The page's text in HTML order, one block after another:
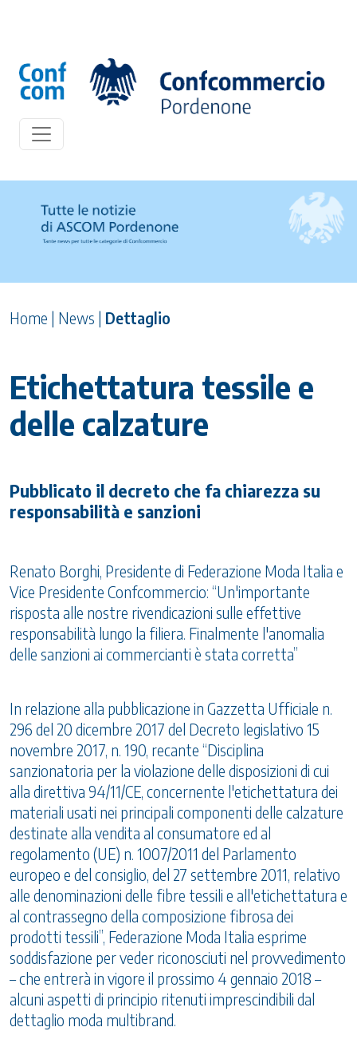
Home | News | Dettaglio
Etichettatura tessile e
delle calzature
Pubblicato il decreto che fa chiarezza su
responsabilità e sanzioni
Renato Borghi, Presidente di Federazione Moda Italia e
Vice Presidente Confcommercio: “Un'importante
risposta alle nostre rivendicazioni sulle effettive
responsabilità lungo la filiera. Finalmente l'anomalia
delle sanzioni ai commercianti è stata corretta”
In relazione alla pubblicazione in Gazzetta Ufficiale n.
296 del 20 dicembre 2017 del Decreto legislativo 15
novembre 2017, n. 190, recante “Disciplina
sanzionatoria per la violazione delle disposizioni di cui
alla direttiva 94/11/CE, concernente l'etichettatura dei
materiali usati nei principali componenti delle calzature
destinate alla vendita al consumatore ed al
regolamento (UE) n. 1007/2011 del Parlamento
europeo e del consiglio, del 27 settembre 2011, relativo
alle denominazioni delle fibre tessili e all'etichettatura e
al contrassegno della composizione fibrosa dei
prodotti tessili”, Federazione Moda Italia esprime
soddisfazione per veder riconosciuti nel provvedimento
– che entrerà in vigore il prossimo 4 gennaio 2018 –
alcuni aspetti di principio ritenuti imprescindibili dal
dettaglio moda multibrand.